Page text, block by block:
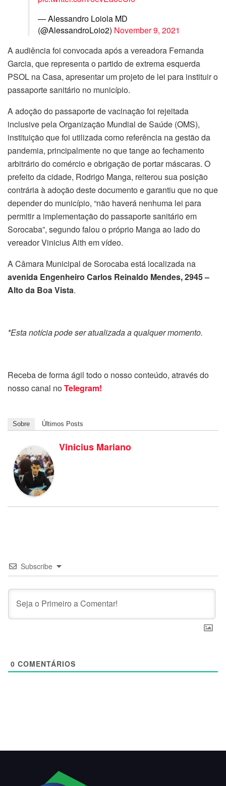
— Alessandro Loiola MD
(@AlessandroLoio2) November 9, 2021
A audiência foi convocada após a vereadora Fernanda
Garcia, que representa o partido de extrema esquerda
PSOL na Casa, apresentar um projeto de lei para instituir o
passaporte sanitário no município.
A adoção do passaporte de vacinação foi rejeitada
inclusive pela Organização Mundial de Saúde (OMS),
instituição que foi utilizada como referência na gestão da
pandemia, principalmente no que tange ao fechamento
arbitrário do comércio e obrigação de portar máscaras. O
prefeito da cidade, Rodrigo Manga, reiterou sua posição
contrária à adoção deste documento e garantiu que no que
depender do município, “não haverá nenhuma lei para
permitir a implementação do passaporte sanitário em
Sorocaba”, segundo falou o próprio Manga ao lado do
vereador Vinicius Aith em vídeo.
A Câmara Municipal de Sorocaba está localizada na
avenida Engenheiro Carlos Reinaldo Mendes, 2945 –
Alto da Boa Vista.
*Esta notícia pode ser atualizada a qualquer momento.
Receba de forma ágil todo o nosso conteúdo, através do
nosso canal noTelegram!
Sobre Últimos Posts
Vinicius Mariano
Subscribe
0 COMENTÁRIOS